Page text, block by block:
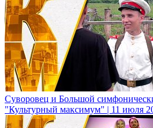
Суворовец и Большой
"Культурный максимум" | 11 июля